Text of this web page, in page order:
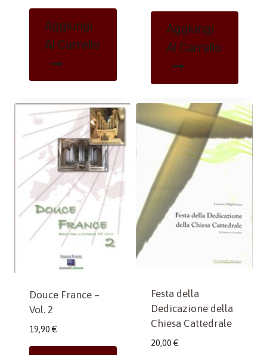
Aggiungi
Al Carrello
Aggiungi
Al Carrello
Douce France –
Vol. 2
19,90 €
Festa della
Dedicazione della
Chiesa Cattedrale
20,00 €